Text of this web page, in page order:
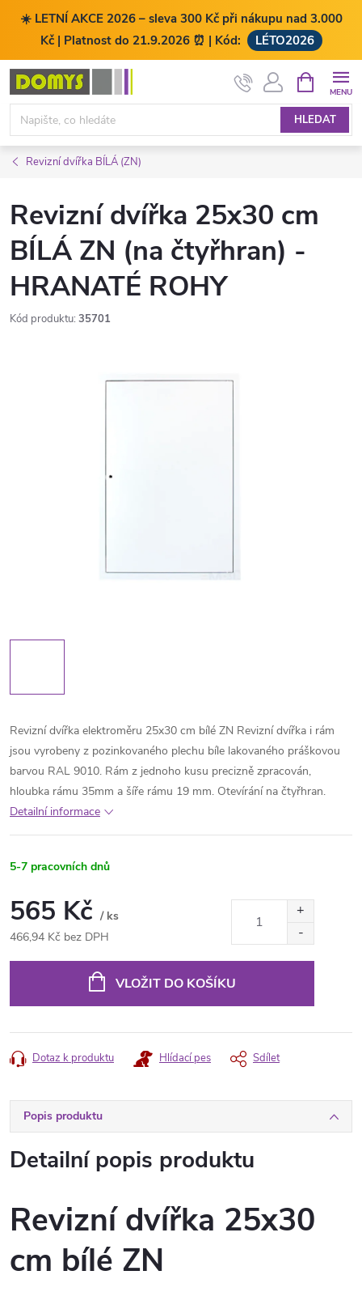
☀️ LETNÍ AKCE 2026 – sleva 300 Kč při nákupu nad 3.000
Kč | Platnost do 21.9.2026 ⏰ | Kód:
LÉTO2026
Přejít
obsah
HLEDAT
NÁKUPNÍ
KOŠÍK
Revizní dvířka BÍLÁ (ZN)
Revizní dvířka 25x30 cm
BÍLÁ ZN (na čtyřhran) -
HRANATÉ ROHY
Kód produktu: 35701
Revizní dvířka elektroměru 25x30 cm bílé ZN Revizní dvířka i rám
jsou vyrobeny z pozinkovaného plechu bíle lakovaného práškovou
barvou RAL 9010. Rám z jednoho kusu precizně zpracován,
hloubka rámu 35mm a šíře rámu 19 mm. Otevírání na čtyřhran.
Detailní informace
5-7 pracovních dnů
565 Kč / ks
466,94 Kč bez DPH
VLOŽIT DO KOŠÍKU
Dotaz k produktu Hlídací pes Sdílet
Popis produktu
Detailní popis produktu
Revizní dvířka 25x30
cm bílé ZN